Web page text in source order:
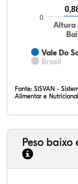
Vale Do
Brasil
Altura
0
Fonte: SISVAN -
Alimentar e
Peso baixo